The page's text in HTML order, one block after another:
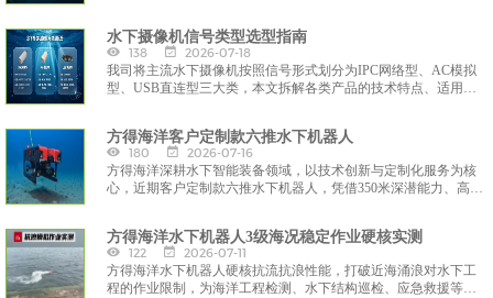
水下摄像机信号类型选型指南
138
2026-07-18
我司将主流水下摄像机按照信号形式划分为IPC网络型、AC模拟
型、USB直连型三大类，本文拆解各类产品的技术特点、适用场
方得海洋客户定制款六推水下机器人
180
2026-07-16
方得海洋深耕水下智能装备领域，以技术创新与定制化服务为核
心，近期客户定制款六推水下机器人，凭借350米深潜能力、高清
案，彰显方得海洋在水下装备研发与定制化服务的实力
方得海洋水下机器人3级海况稳定作业硬核实测
122
2026-07-11
方得海洋水下机器人硬核抗流抗浪性能，打破近海涌浪对水下工
程的作业限制，为海洋工程检测、水下结构巡检、应急救援等场